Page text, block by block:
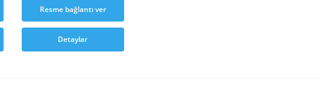
Resme bağlantı ver
Detaylar